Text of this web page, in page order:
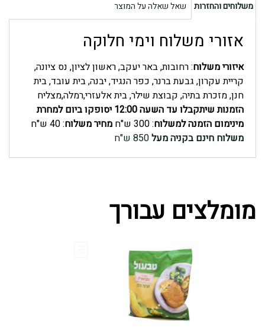
משלוחים והחזרות שאל שאלה על המוצר
אזורי משלוח וימי חלוקה
איזורי משלוח: רחובות, באר יעקב, ראשון לציון, נס ציונה,
קריית עקרון, גבעת ברנר, כפר הנגיד, יבנה, בית עובד, בית
חנן, מזכרת בתיה, קבוצת שילר, בית אלעזרי,רמלה,מצליח
הזמנות שיתקבלו עד השעה 12:00 יסופקו ביום למחרת
מינימום הזמנה למשלוח: 300 ש"ח מחיר משלוח: 40 ש"ח
משלוח חינם בקניה מעל850 ש"ח
מומלצים עבורך